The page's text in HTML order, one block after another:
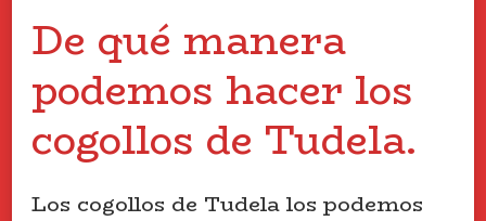
De qué manera
podemos hacer los
cogollos de Tudela.
Los cogollos de Tudela los podemos